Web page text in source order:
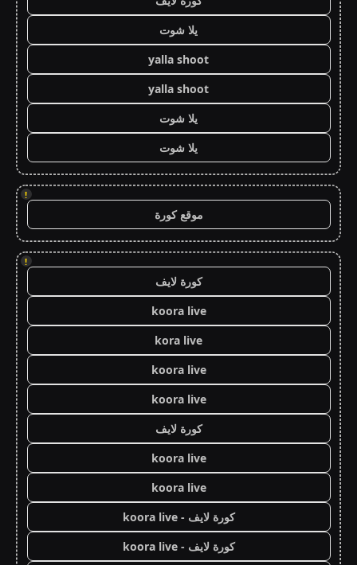
يلا شوت
yalla shoot
yalla shoot
يلا شوت
يلا شوت
!
موقع كورة
!
كورة لايف
koora live
kora live
koora live
koora live
كورة لايف
koora live
koora live
كورة لايف - koora live
كورة لايف - koora live